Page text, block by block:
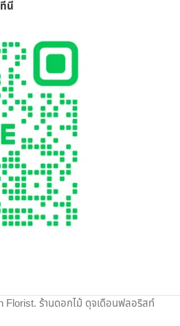
งขวัญ ประเภทดอกไม้ เพื่อสร้างความ
จัดดอกไม้จากมืออาชีพ มาก
อกไม้ออนไลน์ กับ “ดุจเดือน
ให้คุณผิดหวังแน่นอน
ที่นี่
Florist. ร้านดอกไม้ ดุจเดือนฟลอริสท์